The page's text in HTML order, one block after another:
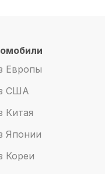
Европы
США
Китая
Японии
Кореи